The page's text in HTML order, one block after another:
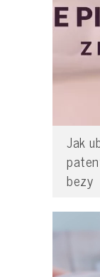
Jak
bezy